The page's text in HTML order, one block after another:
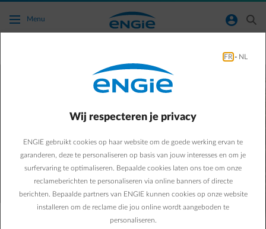
Ga naar de hoofdinhoud
Menu normal-account-circle search
Slimme energiecontracten om
te gebruiken​
FR - NL
Wij respecteren je privacy
ENGIE gebruikt cookies op haar website om de goede werking ervan te
garanderen, deze te personaliseren op basis van jouw interesses en om je
surfervaring te optimaliseren. Bepaalde cookies laten ons toe om onze
reclameberichten te personaliseren via online banners of directe
berichten. Bepaalde partners van ENGIE kunnen cookies op onze website
installeren om de reclame die jou online wordt aangeboden te
personaliseren.